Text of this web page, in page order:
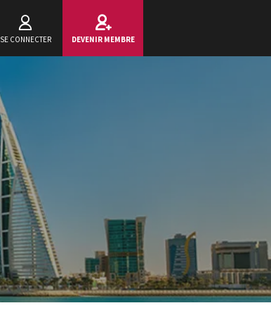
SE CONNECTER DEVENIR MEMBRE